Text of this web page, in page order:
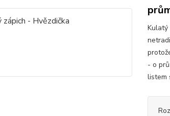
Kulatý
- o
listem